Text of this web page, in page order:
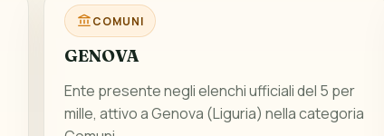
COMUNI
GENOVA
Ente presente negli elenchi ufficiali del 5 per
mille, attivo a Genova (Liguria) nella categoria